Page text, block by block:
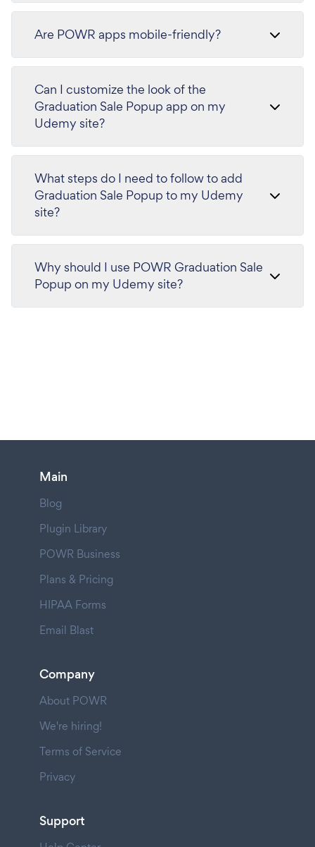
Are POWR apps mobile-friendly?
Can I customize the look of the
Graduation Sale Popup app on my
Udemy site?
What steps do I need to follow to add
Graduation Sale Popup to my Udemy
site?
Why should I use POWR Graduation Sale
Popup on my Udemy site?
Main
Blog
Plugin Library
POWR Business
Plans & Pricing
HIPAA Forms
Email Blast
Company
About POWR
We're hiring!
Terms of Service
Privacy
Support